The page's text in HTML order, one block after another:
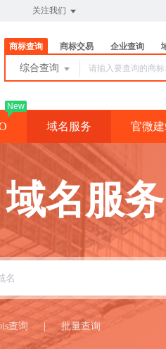
关注我们
商标查询 商标交易 企业查询
综合查询
New
域名服务 官微
域名服
查询 批量查询